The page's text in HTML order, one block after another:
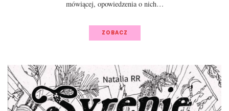
mówiącej, opowiedzenia o nich…
ZOBACZ